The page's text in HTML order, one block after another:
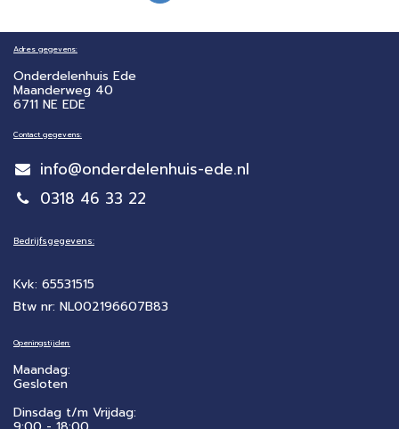
Adres gegevens:
Onderdelenhuis Ede
Maanderweg 40
6711 NE EDE
Contact gegevens:
info@onderdelenhuis-ede.nl
0318 46 33 22
Bedrijfsgegevens:
Kvk: 65531515
Btw nr: NL002196607B83
Openingstijden:
Maandag:
Gesloten
Dinsdag t/m Vrijdag: